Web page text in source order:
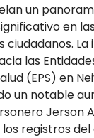
un
en
ciudadanos.
las
(EPS) en
un notable
Jerson
registros del